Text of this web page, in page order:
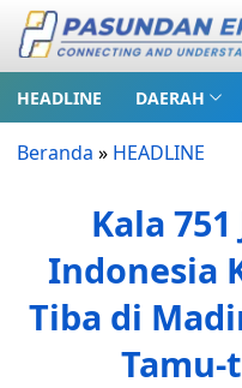
HEADLINE DAERAH
Beranda » HEADLINE
Kala
Indonesia
Tiba di